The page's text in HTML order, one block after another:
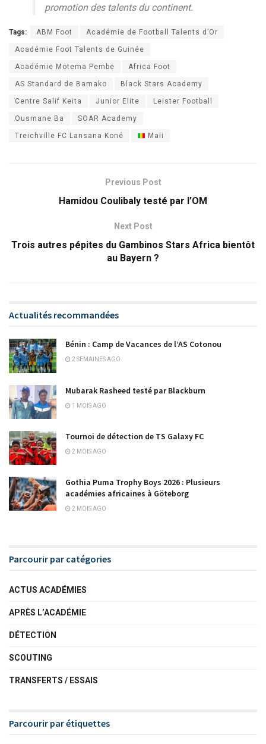
promotion des talents du continent.
Tags: ABM Foot Académie de Football Talents d’Or
Académie Foot Talents de Guinée
Académie Motema Pembe Africa Foot
AS Standard de Bamako Black Stars Academy
Centre Salif Keita Junior Elite Leister Football
Ousmane Ba SOAR Academy
Treichville FC Lansana Koné Mali
Previous Post
Hamidou Coulibaly testé par l’OM
Next Post
Trois autres pépites du Gambinos Stars Africa bientôt
au Bayern ?
Actualités recommandées
Bénin : Camp de Vacances de l’AS Cotonou
2 SEMAINES AGO
Mubarak Rasheed testé par Blackburn
1 MOIS AGO
Tournoi de détection de TS Galaxy FC
2 MOIS AGO
Gothia Puma Trophy Boys 2026 : Plusieurs
académies africaines à Göteborg
2 MOIS AGO
Parcourir par catégories
ACTUS ACADÉMIES
APRÈS L’ACADÉMIE
DÉTECTION
SCOUTING
TRANSFERTS / ESSAIS
Parcourir par étiquettes